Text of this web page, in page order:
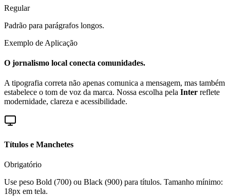
Internacional
Regular
Padrão para parágrafos longos.
Exemplo de Aplicação
O jornalismo local conecta comunidades.
A tipografia correta não apenas comunica a mensagem, mas também
estabelece o tom de voz da marca. Nossa escolha pela Inter reflete
modernidade, clareza e acessibilidade.
Títulos e Manchetes
Obrigatório
Use peso Bold (700) ou Black (900) para títulos. Tamanho mínimo:
18px em tela.